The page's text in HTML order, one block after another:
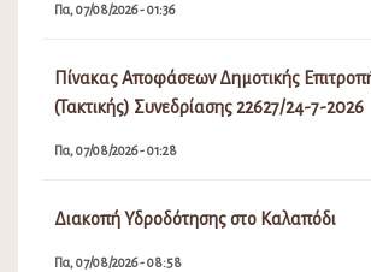
Πα, 07/08/2026 - 01:36
Πίνακας Αποφάσεων Δημοτικής
(Τακτικής) Συνεδρίασης 22627/24-7-2026
Πα, 07/08/2026 - 01:28
Διακοπή Υδροδότησης στο Καλαπόδι
Πα, 07/08/2026 - 08:58